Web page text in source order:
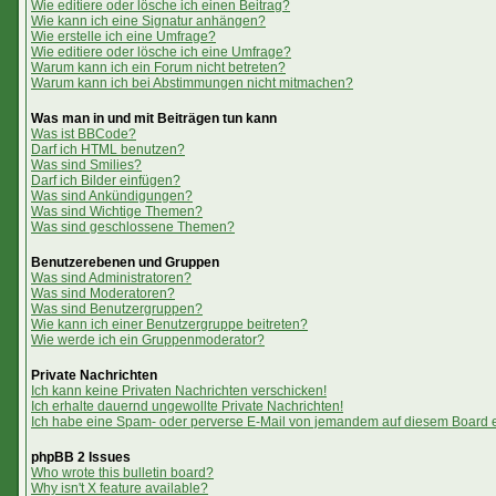
Wie editiere oder lösche ich einen Beitrag?
Wie kann ich eine Signatur anhängen?
Wie erstelle ich eine Umfrage?
Wie editiere oder lösche ich eine Umfrage?
Warum kann ich ein Forum nicht betreten?
Warum kann ich bei Abstimmungen nicht mitmachen?
Was man in und mit Beiträgen tun kann
Was ist BBCode?
Darf ich HTML benutzen?
Was sind Smilies?
Darf ich Bilder einfügen?
Was sind Ankündigungen?
Was sind Wichtige Themen?
Was sind geschlossene Themen?
Benutzerebenen und Gruppen
Was sind Administratoren?
Was sind Moderatoren?
Was sind Benutzergruppen?
Wie kann ich einer Benutzergruppe beitreten?
Wie werde ich ein Gruppenmoderator?
Private Nachrichten
Ich kann keine Privaten Nachrichten verschicken!
Ich erhalte dauernd ungewollte Private Nachrichten!
Ich habe eine Spam- oder perverse E-Mail von jemandem auf diesem Board
phpBB 2 Issues
Who wrote this bulletin board?
Why isn't X feature available?